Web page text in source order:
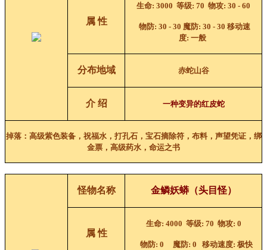
属 性
生命: 3000 等级: 70 物攻: 30 - 60
物防: 30 - 30 魔防: 30 - 30 移动速
度: 一般
分布地域 赤蛇山谷
介 绍 一种变异的红皮蛇
掉落：高级紫色装备，祝福水，打孔石，宝石摘除符，布料，声望凭证，绑
金票，高级药水，命运之书
怪物名称 金鳞妖蟒（头目怪）
属 性
生命: 4000 等级: 70 物攻: 0
物防: 0 魔防: 0 移动速度: 极快